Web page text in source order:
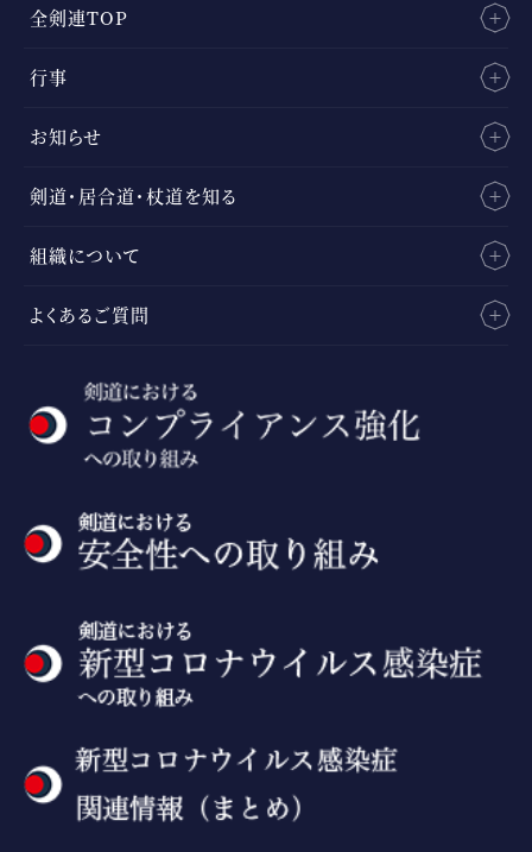
全剣連TOP
行事
お知らせ
剣道・居合道・杖道を知る
組織について
よくあるご質問